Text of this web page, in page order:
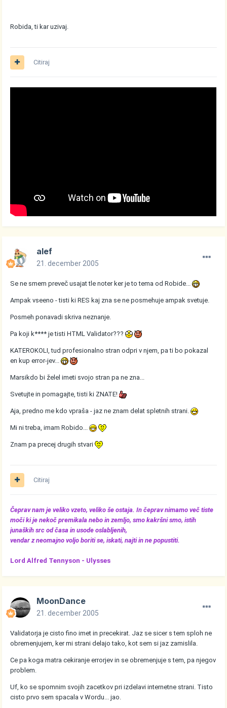
Robida, ti kar uzivaj.
Citiraj
alef
21. december 2005
Se ne smem preveč usajat tle noter ker je to tema od Robide...
Ampak vseeno - tisti ki RES kaj zna se ne posmehuje ampak svetuje.
Posmeh ponavadi skriva neznanje.
Pa koji k**** je tisti HTML Validator???
KATEROKOLI, tud profesionalno stran odpri v njem, pa ti bo pokazal
en kup error-jev...
Marsikdo bi želel imeti svojo stran pa ne zna...
Svetujte in pomagajte, tisti ki ZNATE!
Aja, predno me kdo vpraša - jaz ne znam delat spletnih strani.
Mi ni treba, imam Robido...
Znam pa precej drugih stvari
Citiraj
Čeprav nam je veliko vzeto, veliko še ostaja. In čeprav nimamo več tiste
moči ki je nekoč premikala nebo in zemljo, smo kakršni smo, istih
junaških src od časa in usode oslabljenih,
vendar z neomajno voljo boriti se, iskati, najti in ne popustiti.
Lord Alfred Tennyson - Ulysses
MoonDance
21. december 2005
Validatorja je cisto fino imet in precekirat. Jaz se sicer s tem sploh ne
obremenjujem, ker mi strani delajo tako, kot sem si jaz zamislila.
Ce pa koga matra cekiranje errorjev in se obremenjuje s tem, pa njegov
problem.
Uf, ko se spomnim svojih zacetkov pri izdelavi internetne strani. Tisto
cisto prvo sem spacala v Wordu... jao.